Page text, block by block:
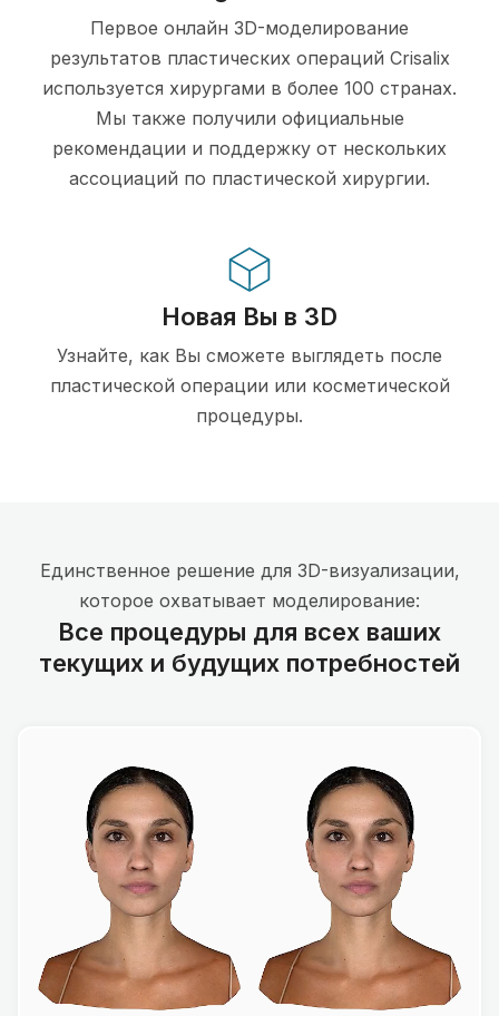
Первое онлайн 3D-моделирование
результатов пластических операций Crisalix
используется хирургами в более 100 странах.
Мы также получили официальные
рекомендации и поддержку от нескольких
ассоциаций по пластической хирургии.
Новая Вы в 3D
Узнайте, как Вы сможете выглядеть после
пластической операции или косметической
процедуры.
Единственное решение для 3D-визуализации,
которое охватывает моделирование:
Все процедуры для всех ваших
текущих и будущих потребностей